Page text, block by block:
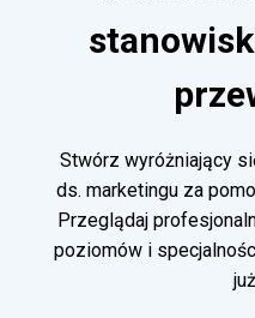
Stwórz wyróżniający
ds. marketingu za
Przeglądaj
poziomów i